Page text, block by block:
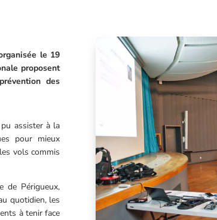
le 19
proposent
des
assister à la
pour mieux
vols commis
de Périgueux,
quotidien, les
à tenir face